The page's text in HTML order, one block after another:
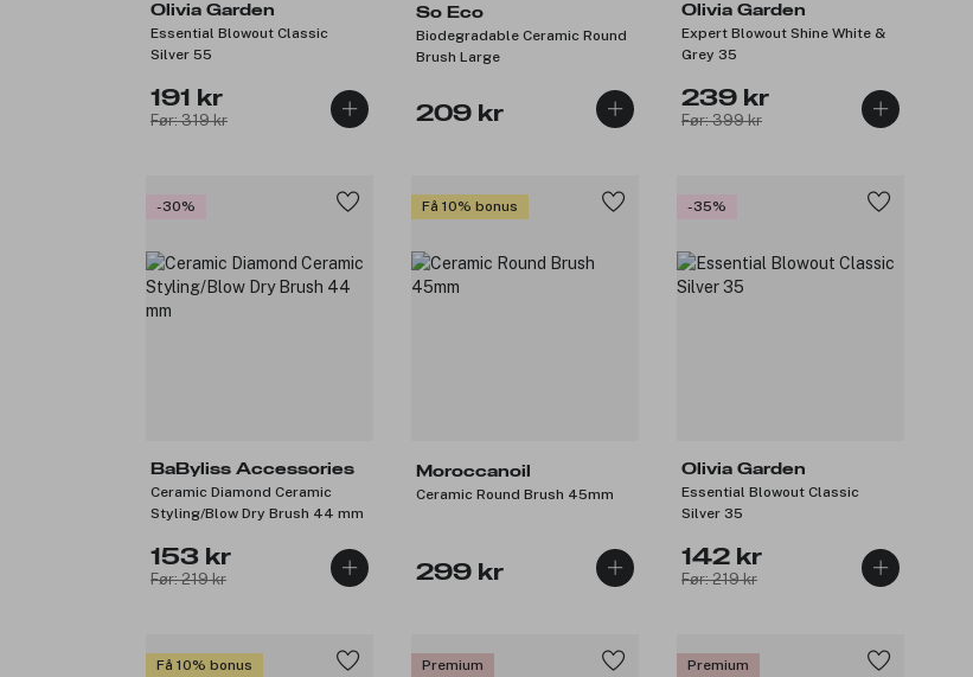
Olivia Garden
Essential Blowout Classic
Silver 55
191 kr
Før: 319 kr
So Eco
Biodegradable Ceramic Round
Brush Large
209 kr
Olivia Garden
Expert Blowout Shine White &
Grey 35
239 kr
Før: 399 kr
-30%
BaByliss Accessories
Ceramic Diamond Ceramic
Styling/Blow Dry Brush 44 mm
153 kr
Før: 219 kr
Få 10% bonus
Moroccanoil
Ceramic Round Brush 45mm
299 kr
-35%
Olivia Garden
Essential Blowout Classic
Silver 35
142 kr
Før: 219 kr
Få 10% bonus
Premium
Premium